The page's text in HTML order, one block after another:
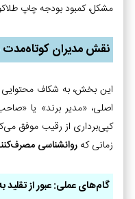
مشکل، کمبود بودجه چاپ
نقش مدیران کوتاه‌مدت
این بخش، به شکاف محتوایی
اصلی، «مدیر برند» یا
زمانی که روانشناسی
گام‌های عملی: عبور از